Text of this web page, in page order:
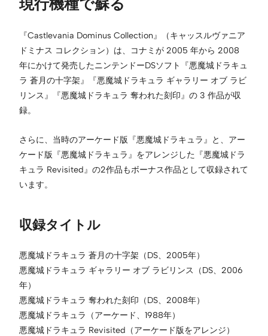
『Castlevania Dominus Collection』（キャッスルヴァニア
ドミナス コレクション）は、コナミが 2005 年から 2008
年にかけて発売したニンテンドーDSソフト『悪魔城ドラキュ
ラ 蒼月の十字架』『悪魔城ドラキュラ ギャラリー オブ ラビ
リンス』『悪魔城ドラキュラ 奪われた刻印』の 3 作品が収
録。
さらに、当時のアーケード版『悪魔城ドラキュラ』と、アー
ケード版『悪魔城ドラキュラ』をアレンジした『悪魔城ドラ
キュラ Revisited』の2作品もボーナス作品として収録されて
います。
収録タイトル
悪魔城ドラキュラ 蒼月の十字架（DS、2005年）
悪魔城ドラキュラ ギャラリー オブ ラビリンス（DS、2006
年）
悪魔城ドラキュラ 奪われた刻印（DS、2008年）
悪魔城ドラキュラ（アーケード、1988年）
悪魔城ドラキュラ Revisited（アーケード版をアレンジ）